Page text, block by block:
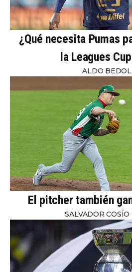
¿Qué necesita Pumas
la Leagues
ALDO
El pitcher también
SALVADOR COSÍO